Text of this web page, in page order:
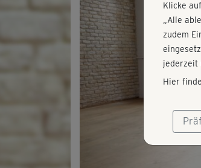
Klicke
„Alle
zudem
jederzeit
Hier